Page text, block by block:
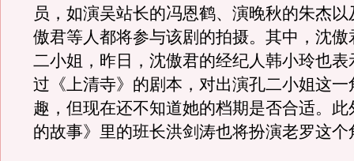
员，如演吴站长的冯恩鹤、演晚秋的朱杰
傲君等人都将参与该剧的拍摄。其中，沈傲
二小姐，昨日，沈傲君的经纪人韩小玲也表
过《上清寺》的剧本，对出演孔二小姐这一
趣，但现在还不知道她的档期是否合适。此
的故事》里的班长洪剑涛也将扮演老罗这个